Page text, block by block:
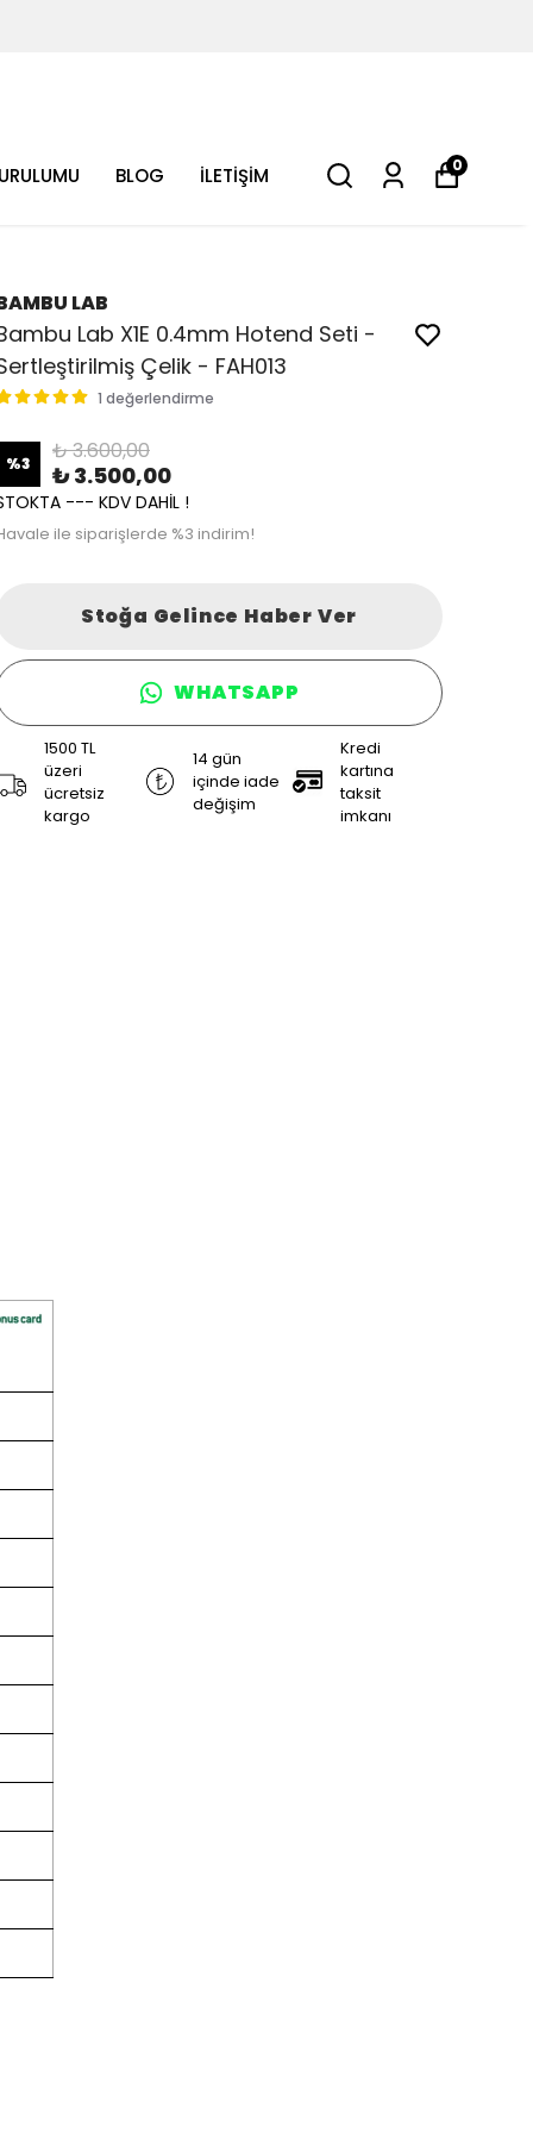
BLOG İLETİŞİM 0
LAB
Lab X1E 0.4mm Hotend Seti -
Çelik - FAH013
1 değerlendirme
%3 ₺ 3.600,00
₺ 3.500,00
--- KDV DAHİL !
ile siparişlerde %3 indirim!
Stoğa Gelince Haber Ver
WHATSAPP
1500 TL
üzeri
ücretsiz
kargo
14 gün
içinde iade
değişim
Kredi
kartına
taksit
imkanı